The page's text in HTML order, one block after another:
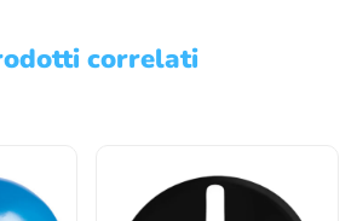
correlati